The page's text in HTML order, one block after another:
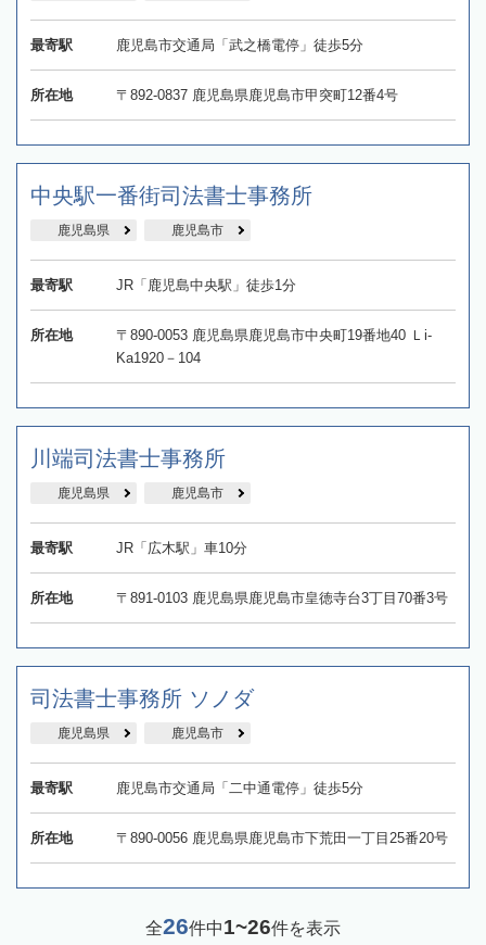
最寄駅 鹿児島市交通局「武之橋電停」徒歩5分
所在地 〒892-0837 鹿児島県鹿児島市甲突町12番4号
中央駅一番街司法書士事務所
鹿児島県 鹿児島市
最寄駅 JR「鹿児島中央駅」徒歩1分
所在地
〒890-0053 鹿児島県鹿児島市中央町19番地40 Ｌi‐
Ka1920－104
川端司法書士事務所
鹿児島県 鹿児島市
最寄駅 JR「広木駅」車10分
所在地 〒891-0103 鹿児島県鹿児島市皇徳寺台3丁目70番3号
司法書士事務所 ソノダ
鹿児島県 鹿児島市
最寄駅 鹿児島市交通局「二中通電停」徒歩5分
所在地 〒890-0056 鹿児島県鹿児島市下荒田一丁目25番20号
全26件中1~26件を表示